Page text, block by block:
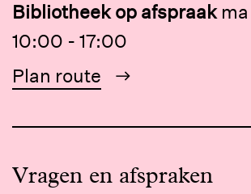
Bibliotheek op afspraak
10:00 - 17:00
Plan route
Vragen en afspraken